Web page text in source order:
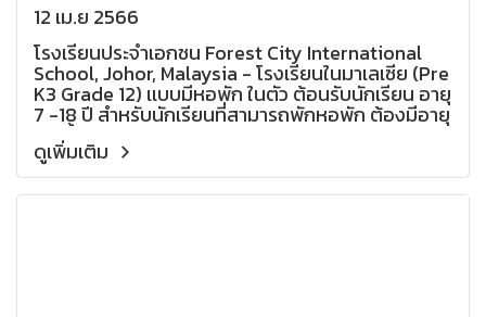
12 เม.ย 2566
โรงเรียนประจำเอกชน Forest City International
School, Johor, Malaysia - โรงเรียนในมาเลเซีย (Pre
K3 Grade 12) เเบบมีหอพัก ในตัว ต้อนรับนักเรียน อายุ
7 -18 ปี สำหรับนักเรียนที่สามารถพักหอพัก ต้องมีอายุ
11 ปีขึ้นไป
ดูเพิ่มเติม